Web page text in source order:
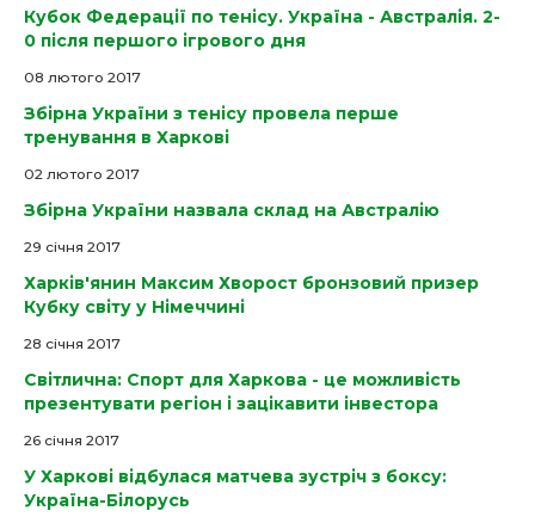
Кубок Федерації по тенісу. Україна - Австралія. 2-
0 після першого ігрового дня
08 лютого 2017
Збірна України з тенісу провела перше
тренування в Харкові
02 лютого 2017
Збірна України назвала склад на Австралію
29 cічня 2017
Харків'янин Максим Хворост бронзовий призер
Кубку світу у Німеччині
28 cічня 2017
Світлична: Спорт для Харкова - це можливість
презентувати регіон і зацікавити інвестора
26 cічня 2017
У Харкові відбулася матчева зустріч з боксу:
Україна-Білорусь